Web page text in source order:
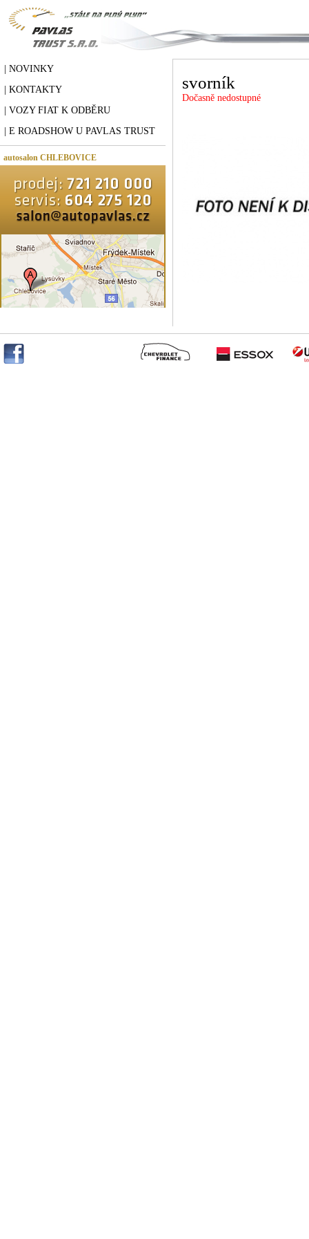
| NOVINKY
| KONTAKTY
| VOZY FIAT K ODBĚRU
| E ROADSHOW U PAVLAS TRUST
autosalon CHLEBOVICE
svorník
Dočasně nedostupné